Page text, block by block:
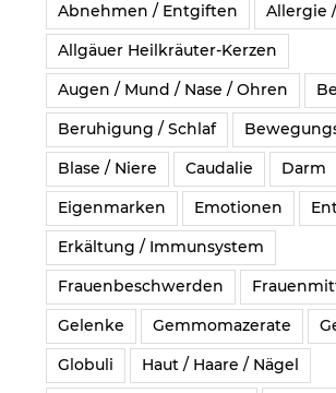
Abnehmen / Entgiften
Allergie
Allgäuer Heilkräuter-Kerzen
Augen / Mund / Nase / Ohren
Beruhigung / Schlaf
Blase / Niere
Caudalie Darm
Eigenmarken
Emotionen
Erkältung / Immunsystem
Frauenbeschwerden
Gelenke
Gemmomazerate
Globuli
Haut / Haare / Nägel